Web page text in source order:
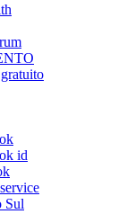
id
Sul